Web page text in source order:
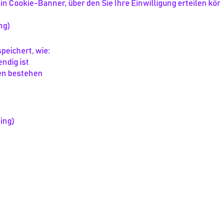
Cookie-Banner, über den Sie Ihre Einwilligung erteilen
wie:
ist
bestehen